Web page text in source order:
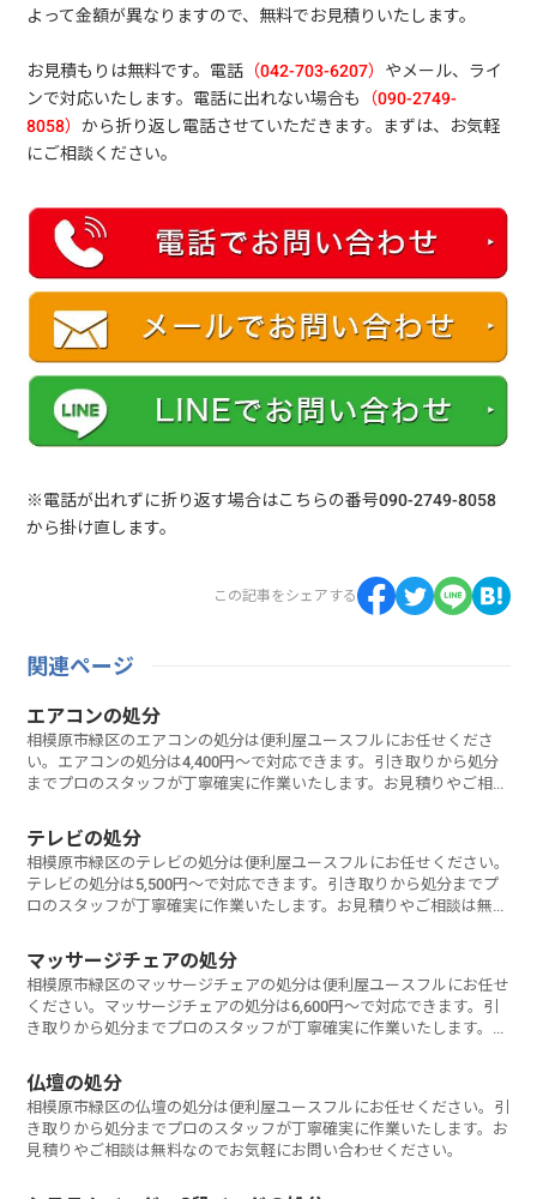
よって金額が異なりますので、無料でお見積りいたします。
お見積もりは無料です。電話 （042-703-6207） やメール、ライ
ンで対応いたします。電話に出れない場合も （090-2749-
8058）から折り返し電話させていただきます。まずは、お気軽
にご相談ください。
※電話が出れずに折り返す場合はこちらの番号090-2749-8058
から掛け直します。
この記事をシェアする
関連ページ
エアコンの処分
相模原市緑区のエアコンの処分は便利屋ユースフルにお任せくださ
い。エアコンの処分は4,400円～で対応できます。引き取りから処分
までプロのスタッフが丁寧確実に作業いたします。お見積りやご相談
テレビの処分
相模原市緑区のテレビの処分は便利屋ユースフルにお任せください。
テレビの処分は5,500円～で対応できます。引き取りから処分までプ
ロのスタッフが丁寧確実に作業いたします。お見積りやご相談は無料
マッサージチェアの処分
相模原市緑区のマッサージチェアの処分は便利屋ユースフルにお任せ
ください。マッサージチェアの処分は6,600円～で対応できます。引
き取りから処分までプロのスタッフが丁寧確実に作業いたします。お
仏壇の処分
相模原市緑区の仏壇の処分は便利屋ユースフルにお任せください。引
き取りから処分までプロのスタッフが丁寧確実に作業いたします。お
見積りやご相談は無料なのでお気軽にお問い合わせください。